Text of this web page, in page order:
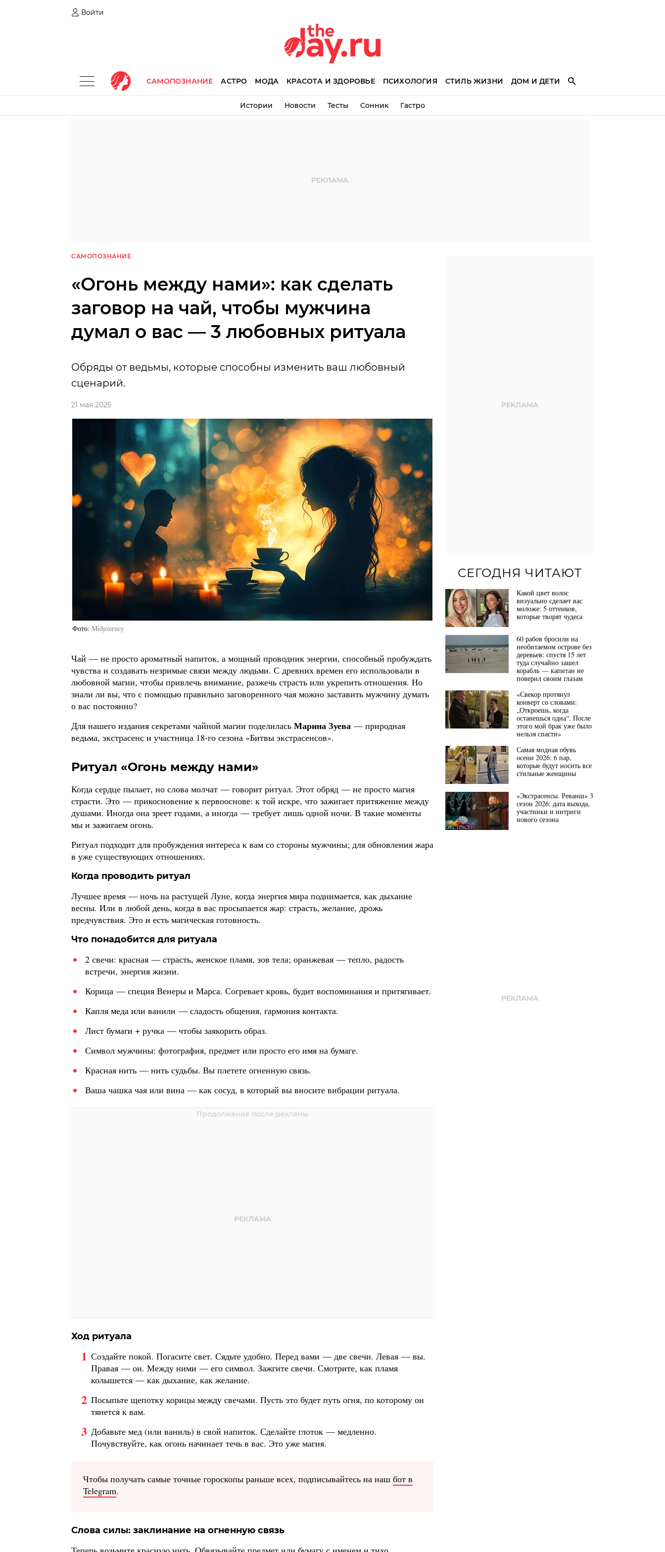
Войти
САМОПОЗНАНИЕ АСТРО МОДА КРАСОТА И ЗДОРОВЬЕ ПСИХОЛОГИЯ СТИЛЬ ЖИЗНИ ДОМ И ДЕТИ
Истории Новости Тесты Сонник Гастро
САМОПОЗНАНИЕ
«Огонь между нами»: как сделать
заговор на чай, чтобы мужчина
думал о вас — 3 любовных ритуала
Обряды от ведьмы, которые способны изменить ваш любовный
сценарий.
21 мая 2025
Фото Midjourney
Чай — не просто ароматный напиток, а мощный проводник энергии, способный пробуждать
чувства и создавать незримые связи между людьми. С древних времен его использовали в
любовной магии, чтобы привлечь внимание, разжечь страсть или укрепить отношения. Но
знали ли вы, что с помощью правильно заговоренного чая можно заставить мужчину думать
о вас постоянно?
Для нашего издания секретами чайной магии поделилась Марина Зуева — природная
ведьма, экстрасенс и участница 18-го сезона «Битвы экстрасенсов».
Ритуал «Огонь между нами»
Когда сердце пылает, но слова молчат — говорит ритуал. Этот обряд — не просто магия
страсти. Это — прикосновение к первооснове: к той искре, что зажигает притяжение между
душами. Иногда она зреет годами, а иногда — требует лишь одной ночи. В такие моменты
мы и зажигаем огонь.
Ритуал подходит для пробуждения интереса к вам со стороны мужчины; для обновления жара
в уже существующих отношениях.
Когда проводить ритуал
Лучшее время — ночь на растущей Луне, когда энергия мира поднимается, как дыхание
весны. Или в любой день, когда в вас просыпается жар: страсть, желание, дрожь
предчувствия. Это и есть магическая готовность.
Что понадобится для ритуала
2 свечи: красная — страсть, женское пламя, зов тела; оранжевая — тепло, радость
встречи, энергия жизни.
Корица — специя Венеры и Марса. Согревает кровь, будит воспоминания и притягивает.
Капля меда или ванили — сладость общения, гармония контакта.
Лист бумаги + ручка — чтобы заякорить образ.
Символ мужчины: фотография, предмет или просто его имя на бумаге.
Красная нить — нить судьбы. Вы плетете огненную связь.
Ваша чашка чая или вина — как сосуд, в который вы вносите вибрации ритуала.
Ход ритуала
Создайте покой. Погасите свет. Сядьте удобно. Перед вами — две свечи. Левая — вы.
Правая — он. Между ними — его символ. Зажгите свечи. Смотрите, как пламя
колышется — как дыхание, как желание.
Посыпьте щепотку корицы между свечами. Пусть это будет путь огня, по которому он
тянется к вам.
Добавьте мед (или ваниль) в свой напиток. Сделайте глоток — медленно.
Почувствуйте, как огонь начинает течь в вас. Это уже магия.
Чтобы получать самые точные гороскопы раньше всех, подписывайтесь на наш бот в
Telegram.
Слова силы: заклинание на огненную связь
СЕГОДНЯ ЧИТАЮТ
Какой цвет волос
визуально сделает вас
моложе: 5 оттенков,
которые творят чудеса
60 рабов бросили на
необитаемом острове без
деревьев: спустя 15 лет
туда случайно зашел
корабль — капитан не
поверил своим глазам
«Свекор протянул
конверт со словами:
„Откроешь, когда
останешься одна“. После
этого мой брак уже было
нельзя спасти»
Самая модная обувь
осени 2026: 6 пар,
которые будут носить все
стильные женщины
«Экстрасенсы. Реванш» 3
сезон 2026: дата выхода,
участники и интриги
нового сезона